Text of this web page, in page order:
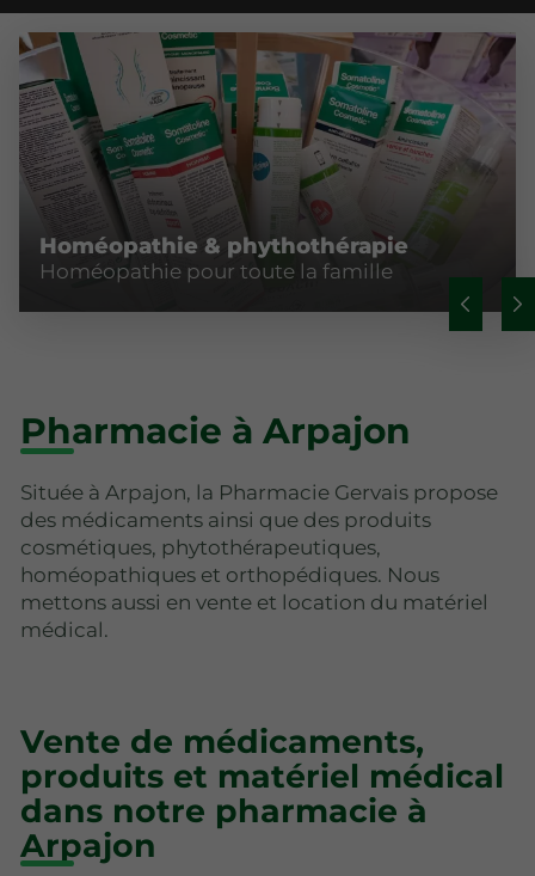
Homéopathie & phythothérapie
Homéopathie pour toute la famille
Pharmacie à Arpajon
Située à Arpajon, la Pharmacie Gervais propose
des médicaments ainsi que des produits
cosmétiques, phytothérapeutiques,
homéopathiques et orthopédiques. Nous
mettons aussi en vente et location du matériel
médical.
Vente de médicaments,
produits et matériel médical
dans notre pharmacie à
Arpajon